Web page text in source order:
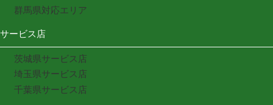
群馬県対応エリア
サービス店
茨城県サービス店
埼玉県サービス店
千葉県サービス店